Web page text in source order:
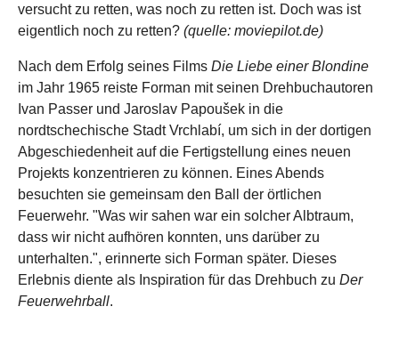
versucht zu retten, was noch zu retten ist. Doch was ist
eigentlich noch zu retten? (quelle: moviepilot.de)
Nach dem Erfolg seines Films Die Liebe einer Blondine
im Jahr 1965 reiste Forman mit seinen Drehbuchautoren
Ivan Passer und Jaroslav Papoušek in die
nordtschechische Stadt Vrchlabí­, um sich in der dortigen
Abgeschiedenheit auf die Fertigstellung eines neuen
Projekts konzentrieren zu können. Eines Abends
besuchten sie gemeinsam den Ball der örtlichen
Feuerwehr. "Was wir sahen war ein solcher Albtraum,
dass wir nicht aufhören konnten, uns darüber zu
unterhalten.", erinnerte sich Forman später. Dieses
Erlebnis diente als Inspiration für das Drehbuch zu Der
Feuerwehrball.